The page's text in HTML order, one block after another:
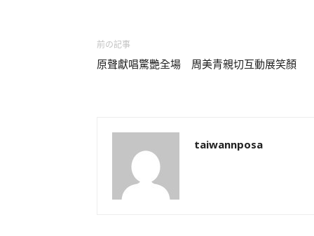
前の記事
原聲獻唱驚艷全場 周美青親切互動展笑顏
taiwannposa